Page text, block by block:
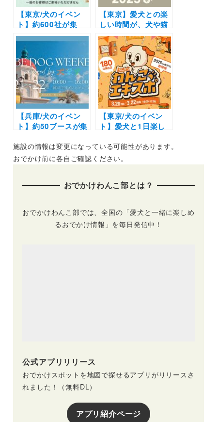
【東京/犬のイベン
ト】約600社が集
結！「第15回 イン
ターペット東京
2026」（東京ビッグ
サイト）4/2～4/5
【東京】愛犬との楽
しい時間が、犬や猫
を救う力に！
「Sippo Festa
2025 冬」（国営昭
和記念公園みどりの
文化ゾーンゆめひろ
ば）12/6〜7
【兵庫/犬のイベン
ト】約50ブースが集
べる2日間。週末ド
ッグフェス初開催！
by 犬祭り」（神戸
ウトレット）3/21〜
22
【東京/犬のイベン
ト】愛犬と1日楽し
「ジャパンわんこエ
キスポ 2026 in 駒沢
施設の情報は変更になっている可能性があります。
おでかけ前に各自ご確認ください。
おでかけわんこ部とは？
おでかけわんこ部では、全国の「愛犬と一緒に楽しめ
るおでかけ情報」を毎日発信中！
公式アプリリリース
おでかけスポットを地図で探せるアプリがリリースさ
れました！（無料DL）
アプリ紹介ページ